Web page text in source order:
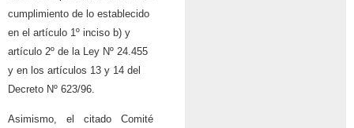
cumplimiento de lo establecido
en el artículo 1º inciso b) y
artículo 2º de la Ley Nº 24.455
y en los artículos 13 y 14 del
Decreto Nº 623/96.
Asimismo, el citado Comité